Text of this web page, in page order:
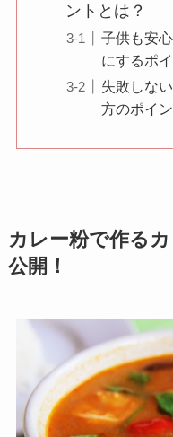
ントとは？
子供も安
にするポ
失敗しな
方のポイン
カレー粉で作る
公開！